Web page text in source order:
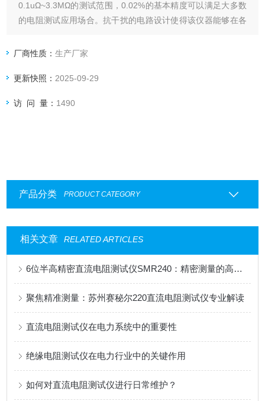
0.1uΩ~3.3MΩ的测试范围，0.02%的基本精度可以满足大多数
的电阻测试应用场合。抗干扰的电路设计使得该仪器能够在各
厂商性质：生产厂家
更新快照： 2025-09-29
访 问 量： 1490
产品分类 PRODUCT CATEGORY
相关文章 RELATED ARTICLES
6位半高精密直流电阻测试仪SMR240：精密测量的高效之选
聚焦精准测量：苏州赛秘尔220直流电阻测试仪专业解读
直流电阻测试仪在电力系统中的重要性
绝缘电阻测试仪在电力行业中的关键作用
如何对直流电阻测试仪进行日常维护？